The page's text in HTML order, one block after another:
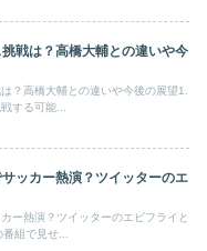
戦は？高橋大輔との違いや今
？高橋大輔との違いや今後の展望1.
する可能...
ッカー熱演？ツイッターのエ
ー熱演？ツイッターのエビフライと
組で見せ...